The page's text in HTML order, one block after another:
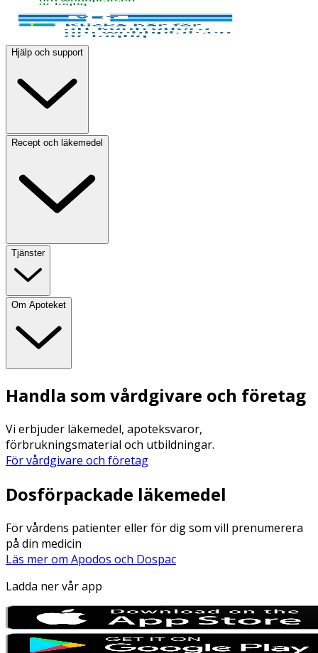
Hjälp och support
Recept och läkemedel
Tjänster
Om Apoteket
Handla som vårdgivare och företag
Vi erbjuder läkemedel, apoteksvaror,
förbrukningsmaterial och utbildningar.
För vårdgivare och företag
Dosförpackade läkemedel
För vårdens patienter eller för dig som vill prenumerera
på din medicin
Läs mer om Apodos och Dospac
Ladda ner vår app